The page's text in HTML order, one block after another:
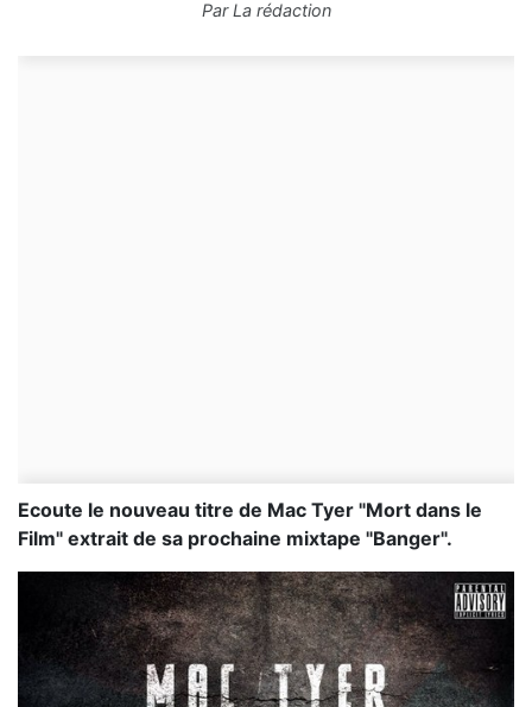
ParLa rédaction
Ecoute le nouveau titre de Mac Tyer "Mort dans le
Film" extrait de sa prochaine mixtape "Banger".